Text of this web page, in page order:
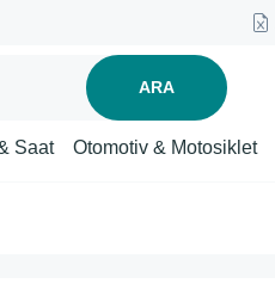
ARA
Saat Otomotiv & Motosiklet